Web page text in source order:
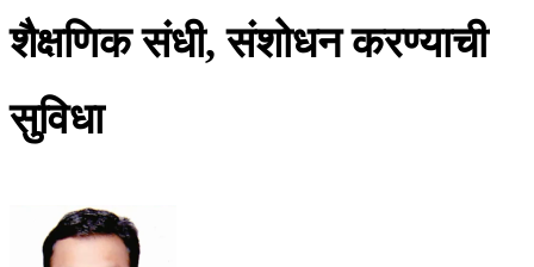
शैक्षणिक संधी, संशोधन करण्याची
सुविधा